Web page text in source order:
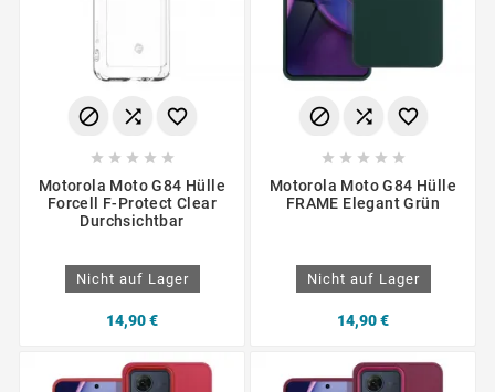
  
    
Motorola Moto G84 Hülle
Forcell F-Protect Clear
Durchsichtbar
Nicht auf Lager
14,90 €
  
    
Motorola Moto G84 Hülle
FRAME Elegant Grün
Nicht auf Lager
14,90 €